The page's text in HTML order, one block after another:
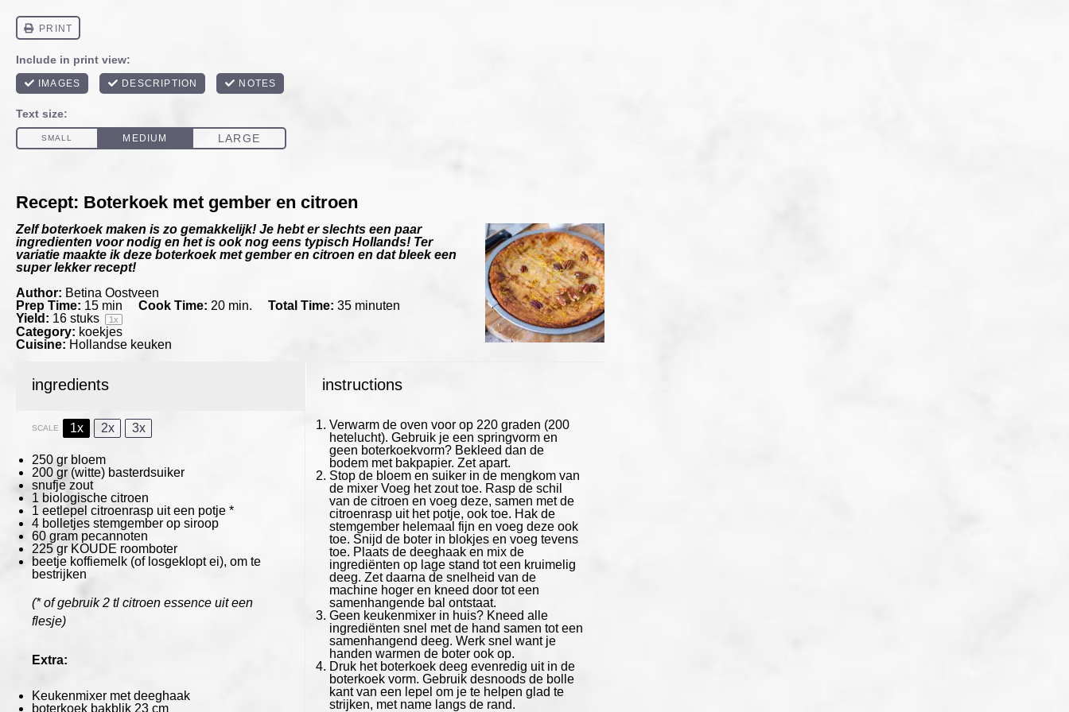
Recept: Boterkoek met gember en citroen
Zelf boterkoek maken is zo gemakkelijk! Je hebt er slechts een paar
ingredienten voor nodig en het is ook nog eens typisch Hollands! Ter
variatie maakte ik deze boterkoek met gember en citroen en dat bleek een
super lekker recept!
Author: Betina Oostveen
Prep Time: 15 min Cook Time: 20 min. Total Time: 35 minuten
Yield: 16 stuks 1x
Category: koekjes
Cuisine: Hollandse keuken
ingredients
SCALE 1x 2x 3x
250 gr bloem
200 gr (witte) basterdsuiker
snufje zout
1 biologische citroen
1 eetlepel citroenrasp uit een potje *
4 bolletjes stemgember op siroop
60 gram pecannoten
225 gr KOUDE roomboter
beetje koffiemelk (of losgeklopt ei), om te
bestrijken
(* of gebruik 2 tl citroen essence uit een
flesje)
Extra:
Keukenmixer met deeghaak
boterkoek bakblik 23 cm
instructions
Verwarm de oven voor op 220 graden (200
hetelucht). Gebruik je een springvorm en
geen boterkoekvorm? Bekleed dan de
bodem met bakpapier. Zet apart.
Stop de bloem en suiker in de mengkom van
de mixer Voeg het zout toe. Rasp de schil
van de citroen en voeg deze, samen met de
citroenrasp uit het potje, ook toe. Hak de
stemgember helemaal fijn en voeg deze ook
toe. Snijd de boter in blokjes en voeg tevens
toe. Plaats de deeghaak en mix de
ingrediënten op lage stand tot een kruimelig
deeg. Zet daarna de snelheid van de
machine hoger en kneed door tot een
samenhangende bal ontstaat.
Geen keukenmixer in huis? Kneed alle
ingrediënten snel met de hand samen tot een
samenhangend deeg. Werk snel want je
handen warmen de boter ook op.
Druk het boterkoek deeg evenredig uit in de
boterkoek vorm. Gebruik desnoods de bolle
kant van een lepel om je te helpen glad te
strijken, met name langs de rand.